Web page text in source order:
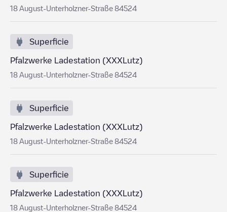
18 August-Unterholzner-Straße 84524
Superficie
Pfalzwerke Ladestation (XXXLutz)
18 August-Unterholzner-Straße 84524
Superficie
Pfalzwerke Ladestation (XXXLutz)
18 August-Unterholzner-Straße 84524
Superficie
Pfalzwerke Ladestation (XXXLutz)
18 August-Unterholzner-Straße 84524